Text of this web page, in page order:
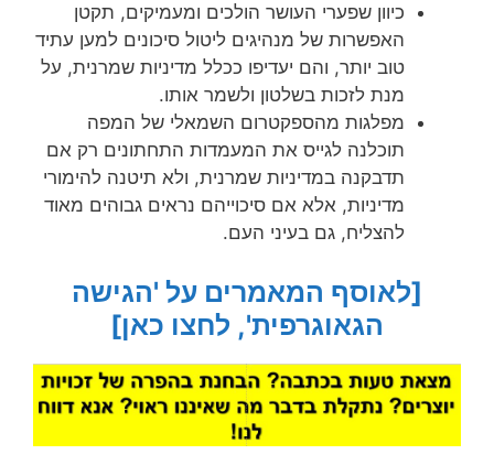
כיוון שפערי העושר הולכים ומעמיקים, תקטן
האפשרות של מנהיגים ליטול סיכונים למען עתיד
טוב יותר, והם יעדיפו ככלל מדיניות שמרנית, על
מנת לזכות בשלטון ולשמר אותו.
מפלגות מהספקטרום השמאלי של המפה
תוכלנה לגייס את המעמדות התחתונים רק אם
תדבקנה במדיניות שמרנית, ולא תיטנה להימורי
מדיניות, אלא אם סיכוייהם נראים גבוהים מאוד
להצליח, גם בעיני העם.
[לאוסף המאמרים על 'הגישה
הגאוגרפית', לחצו כאן]